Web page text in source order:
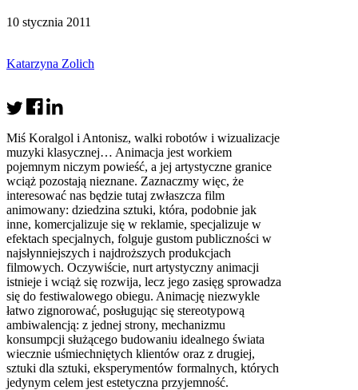
10 stycznia 2011
Katarzyna Zolich
Miś Koralgol i Antonisz, walki robotów i wizualizacje
muzyki klasycznej… Animacja jest workiem
pojemnym niczym powieść, a jej artystyczne granice
wciąż pozostają nieznane. Zaznaczmy więc, że
interesować nas będzie tutaj zwłaszcza film
animowany: dziedzina sztuki, która, podobnie jak
inne, komercjalizuje się w reklamie, specjalizuje w
efektach specjalnych, folguje gustom publiczności w
najsłynniejszych i najdroższych produkcjach
filmowych. Oczywiście, nurt artystyczny animacji
istnieje i wciąż się rozwija, lecz jego zasięg sprowadza
się do festiwalowego obiegu. Animację niezwykle
łatwo zignorować, posługując się stereotypową
ambiwalencją: z jednej strony, mechanizmu
konsumpcji służącego budowaniu idealnego świata
wiecznie uśmiechniętych klientów oraz z drugiej,
sztuki dla sztuki, eksperymentów formalnych, których
jedynym celem jest estetyczna przyjemność.